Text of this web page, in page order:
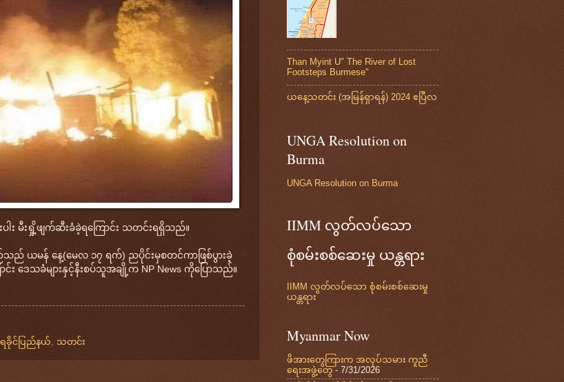
ါး မီးရှို့ဖျက်ဆီးခံခဲ့ရကြောင်း သတင်းရရှိသည်။
ဉ်သည် ယမန် နေ့(မေလ ၁၇ ရက်) ညပိုင်းမှစတင်ကာဖြစ်ပွားခဲ့
ောင်း ဒေသခံများနှင့်နီးစပ်သူအချို့က NP News ကိုပြောသည်။
ရခိုင်ပြည်နယ်, သတင်း
Than Myint U" The River of Lost
Footsteps Burmese"
ယနေ့သတင်း (အမြန်ရှာရန်) 2024 ဧပြီလ
UNGA Resolution on
Burma
UNGA Resolution on Burma
IIMM လွတ်လပ်သော
စုံစမ်းစစ်ဆေးမှု ယန္တရား
IIMM လွတ်လပ်သော စုံစမ်းစစ်ဆေးမှု
ယန္တရား
Myanmar Now
ဖိအားတွေကြားက အလုပ်သမား ကူညီ
ရေးအဖွဲ့တွေ- 7/31/2026